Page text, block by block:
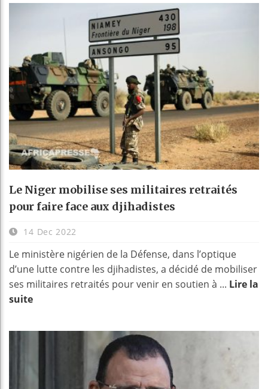
Le Niger mobilise ses militaires retraités
pour faire face aux djihadistes
14 Dec 2022
Le ministère nigérien de la Défense, dans l’optique
d’une lutte contre les djihadistes, a décidé de mobiliser
ses militaires retraités pour venir en soutien à ... Lire la
suite